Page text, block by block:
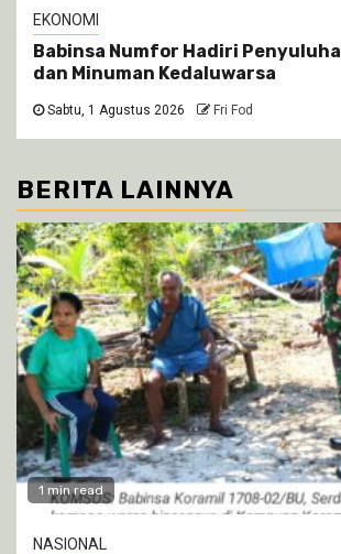
EKONOMI
Babinsa Numfor Hadiri
dan Minuman Kedaluwarsa
Sabtu, 1 Agustus 2026 Fri Fod
BERITA LAINNYA
1 min read
NASIONAL